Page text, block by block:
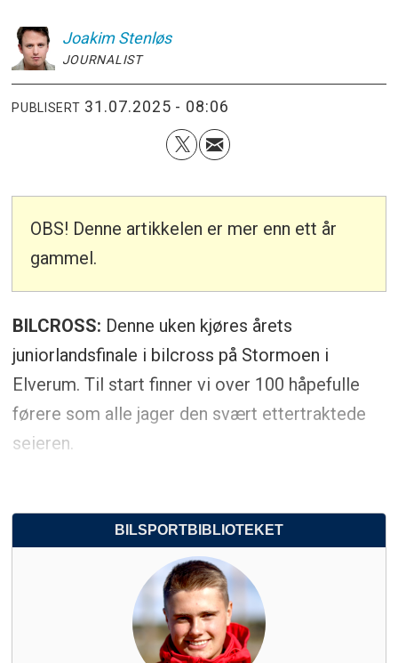
Joakim Stenløs
JOURNALIST
PUBLISERT 31.07.2025 - 08:06
OBS! Denne artikkelen er mer enn ett år
gammel.
BILCROSS: Denne uken kjøres årets
juniorlandsfinale i bilcross på Stormoen i
Elverum. Til start finner vi over 100 håpefulle
førere som alle jager den svært ettertraktede
seieren.